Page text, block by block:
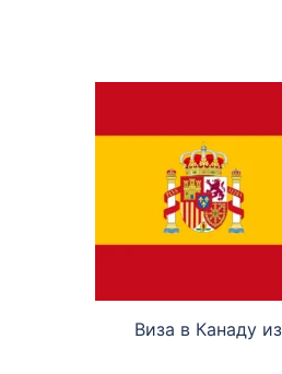
Виза в Канаду